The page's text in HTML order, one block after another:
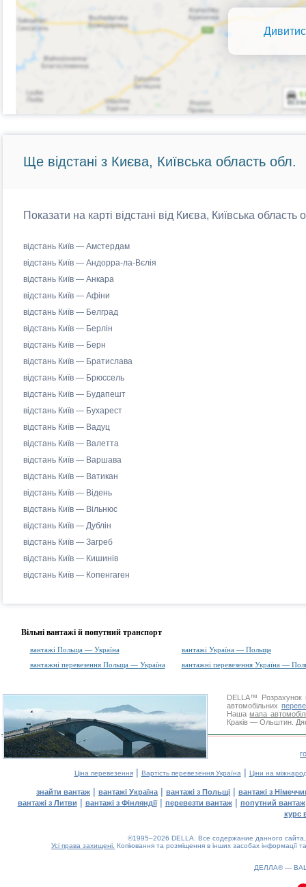
Ще відстані з Києва, Київська область обл.
Показати на карті відстані від Києва, Київська
відстань Київ — Амстердам
відстань Київ — Андорра-ла-Вєлія
відстань Київ — Анкара
відстань Київ — Афіни
відстань Київ — Белград
відстань Київ — Берлін
відстань Київ — Берн
відстань Київ — Братислава
відстань Київ — Брюссель
відстань Київ — Будапешт
відстань Київ — Бухарест
відстань Київ — Вадуц
відстань Київ — Валетта
відстань Київ — Варшава
відстань Київ — Ватикан
відстань Київ — Відень
відстань Київ — Вільнюс
відстань Київ — Дублін
відстань Київ — Загреб
відстань Київ — Кишинів
відстань Київ — Копенгаген
Вільні вантажі й попутний транспорт
вантажі Польща — Україна
вантажі Україна — Польща
вантажні перевезення Польща — Україна
вантажні перевезення Україна —
DELLA™
Розрахунок
автомобільних
Нашамапа
Краків — Ольштин.
Ціна перевезення| Вартість перевезення Україна | Ціни на
знайти вантаж | вантажі Україна | вантажі з Польщі | вантажі з
вантажі з Литви | вантажі з Фінляндії| перевезти вантаж| попутний вантаж
курс
©1995–2026 DELLA. Все содержание данного
Усі права захищені. Копіювання та розміщення в інших засобах інформації
ДЕЛЛА® —